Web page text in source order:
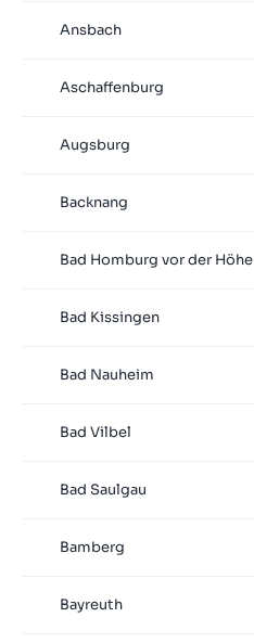
Ansbach
Aschaffenburg
Augsburg
Backnang
Bad Homburg vor der Höhe
Bad Kissingen
Bad Nauheim
Bad Vilbel
Bad Saulgau
Bamberg
Bayreuth